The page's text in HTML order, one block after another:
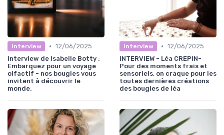
Interview • 12/06/2025
Interview de Isabelle Botty :
Embarquez pour un voyage
olfactif - nos bougies vous
invitent à découvrir le
monde.
Interview • 12/06/2025
INTERVIEW - Léa CREPIN-
Pour des moments frais et
sensoriels, on craque pour les
toutes dernières créations
des bougies de léa